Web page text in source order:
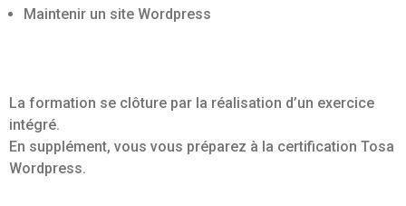
Maintenir un site Wordpress
La formation se clôture par la réalisation d’un exercice
intégré.
En supplément, vous vous préparez à la certification Tosa
Wordpress.